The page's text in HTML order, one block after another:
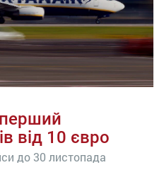
від 10 євро
до 30 листопада